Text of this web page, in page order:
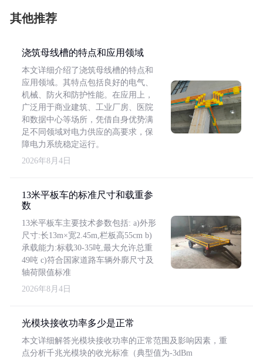
其他推荐
浇筑母线槽的特点和应用领域
本文详细介绍了浇筑母线槽的特点和
应用领域。其特点包括良好的电气、
机械、防火和防护性能。在应用上，
广泛用于商业建筑、工业厂房、医院
和数据中心等场所，凭借自身优势满
足不同领域对电力供应的高要求，保
障电力系统稳定运行。
2026年8月4日
13米平板车的标准尺寸和载重参
数
13米平板车主要技术参数包括: a)外形
尺寸:长13m×宽2.45m,栏板高55cm b)
承载能力:标载30-35吨,最大允许总重
49吨 c)符合国家道路车辆外廓尺寸及
轴荷限值标准
2026年8月4日
光模块接收功率多少是正常
本文详细解答光模块接收功率的正常范围及影响因素，重
点分析千兆光模块的收光标准（典型值为-3dBm